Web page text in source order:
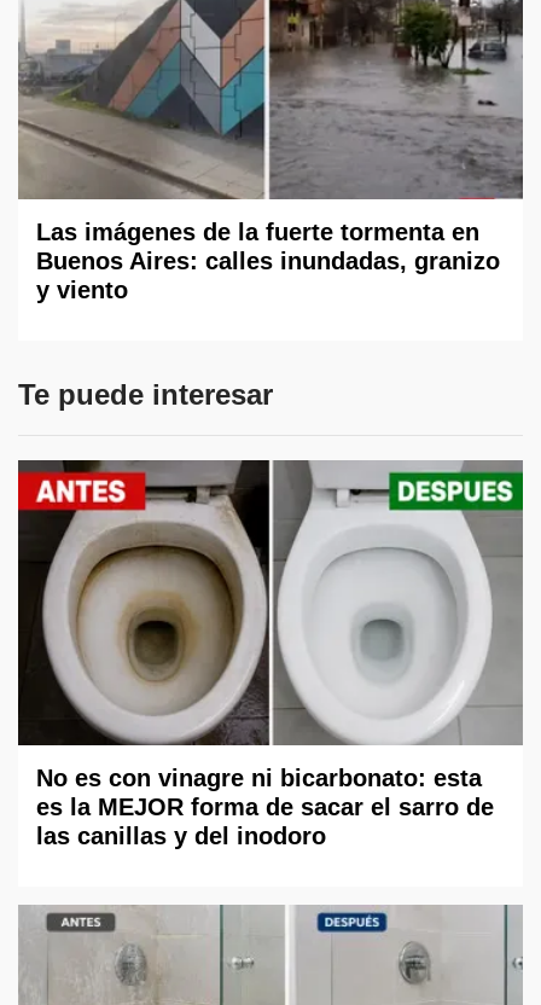
Las imágenes de la fuerte tormenta en
Buenos Aires: calles inundadas, granizo
y viento
Te puede interesar
No es con vinagre ni bicarbonato: esta
es la MEJOR forma de sacar el sarro de
las canillas y del inodoro